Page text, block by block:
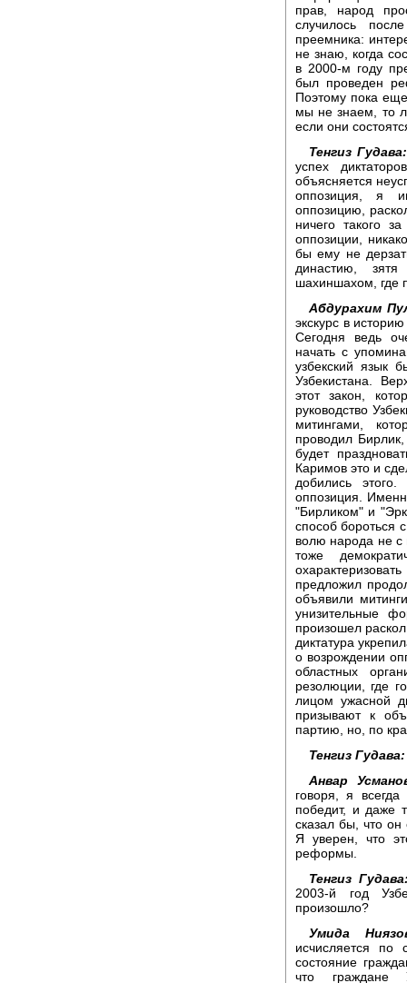
прав, народ
случилось
преемника:
не знаю, когда
в 2000-м году
был проведен
Поэтому пока
мы не знаем, то
если они
Тенгиз Гудава:
успех
объясняется
оппозиция, я
оппозицию,
ничего такого
оппозиции,
бы ему не
династию,
шахиншахом, где
Абдурахим
экскурс в
Сегодня ведь
начать с
узбекский язык
Узбекистана.
этот закон,
руководство
митингами,
проводил
будет
Каримов это и
добились
оппозиция.
"Бирликом" и
способ бороться
волю народа не с
тоже
предложил
объявили
унизительные
произошел
диктатура
о возрождении
областных
резолюции, где
лицом ужасной
призывают к
партию, но, по
Тенгиз Гудава:
Анвар
говоря, я
победит, и даже
сказал бы, что он
Я уверен, что
реформы.
Тенгиз
2003-й год
произошло?
Умида
исчисляется по
состояние
что граждане